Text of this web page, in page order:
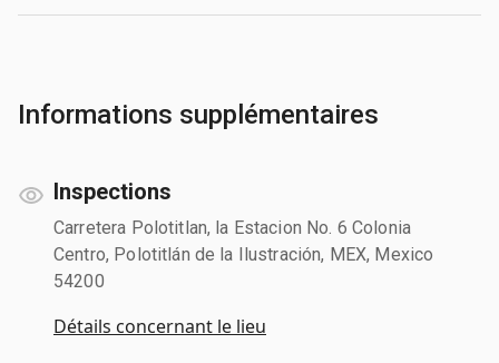
Informations supplémentaires
Inspections
Carretera Polotitlan, la Estacion No. 6 Colonia
Centro, Polotitlán de la Ilustración, MEX, Mexico
54200
Détails concernant le lieu